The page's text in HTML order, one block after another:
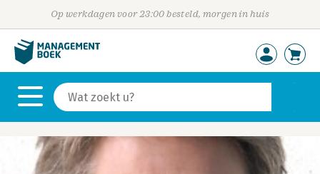
Op werkdagen voor 23:00 besteld, morgen in huis